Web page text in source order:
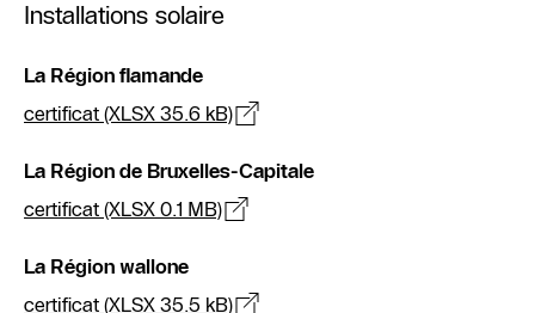
Installations solaire
La Région flamande
certificat (XLSX 35.6 kB)
La Région de Bruxelles-Capitale
certificat (XLSX 0.1 MB)
La Région wallone
certificat (XLSX 35.5 kB)